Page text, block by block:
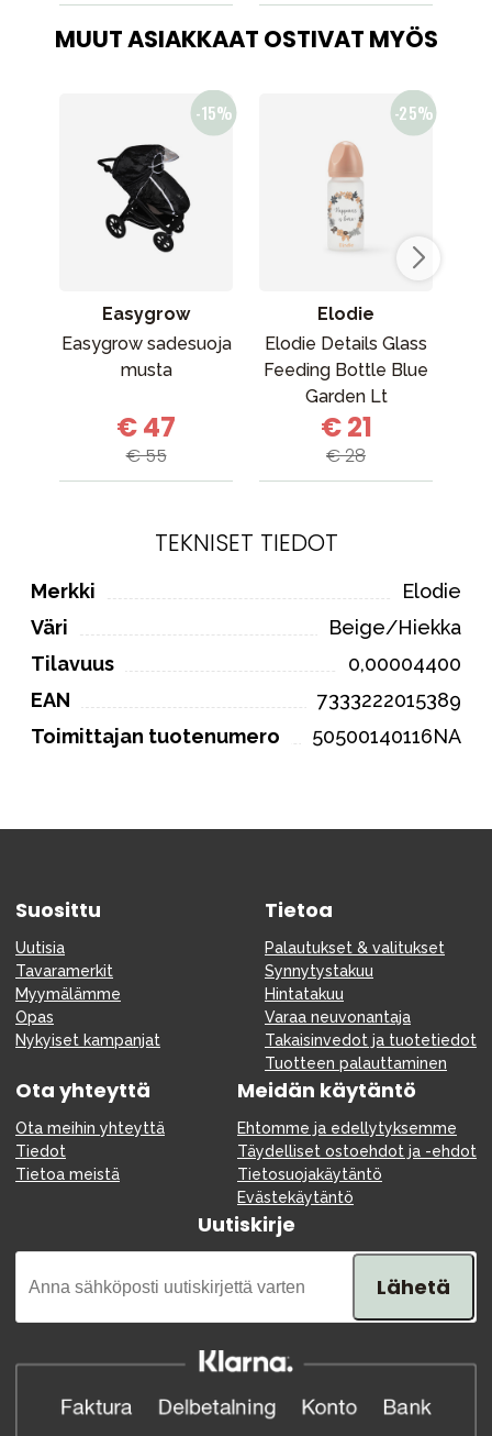
MUUT ASIAKKAAT OSTIVAT MYÖS
Easygrow
Easygrow sadesuoja
musta
€ 47
€ 55
Elodie
Elodie Details Glass
Feeding Bottle Blue
Garden Lt
Placement
€ 21
€ 28
TEKNISET TIEDOT
Merkki
Elodie
Väri
Beige/Hiekka
Tilavuus
0,00004400
EAN
7333222015389
Toimittajan tuotenumero
50500140116NA
Suosittu
Uutisia
Tavaramerkit
Myymälämme
Opas
Nykyiset kampanjat
Tietoa
Palautukset & valitukset
Synnytystakuu
Hintatakuu
Varaa neuvonantaja
Takaisinvedot ja tuotetiedot
Tuotteen palauttaminen
Ota yhteyttä
Ota meihin yhteyttä
Tiedot
Tietoa meistä
Meidän käytäntö
Ehtomme ja edellytyksemme
Täydelliset ostoehdot ja -ehdot
Tietosuojakäytäntö
Evästekäytäntö
Uutiskirje
Lähetä